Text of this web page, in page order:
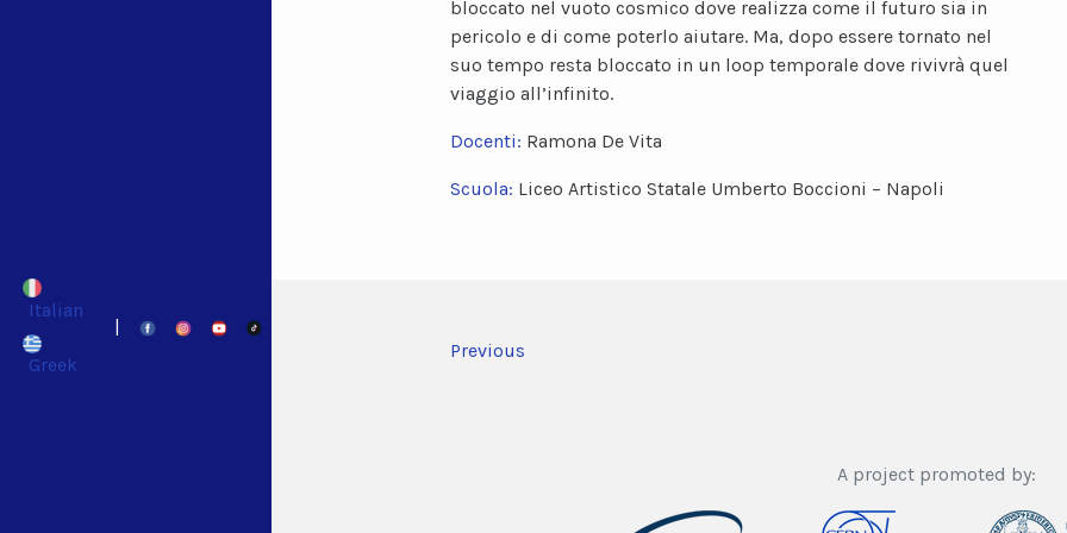
Italian
Greek
|
bloccato nel vuoto cosmico dove realizza come il futuro sia in
pericolo e di come poterlo aiutare. Ma, dopo essere tornato nel
suo tempo resta bloccato in un loop temporale dove rivivrà quel
viaggio all’infinito.
Docenti: Ramona De Vita
Scuola: Liceo Artistico Statale Umberto Boccioni – Napoli
Previous
A project promoted by: